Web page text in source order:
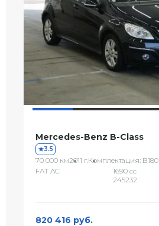
Mercedes-Benz B-Class
3.5
70 000 км2011 г.Комплектация: B180
FAT AC
1690 сс
245232
820 416 руб.